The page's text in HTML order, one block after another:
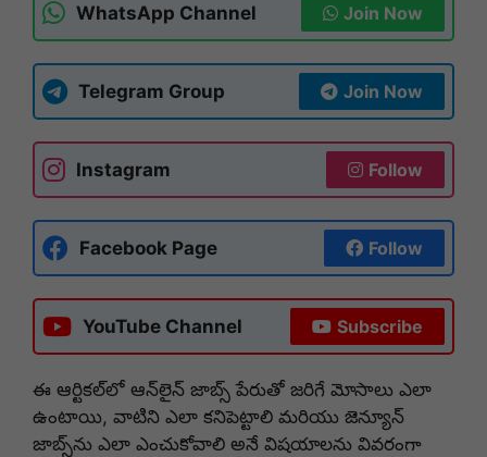
WhatsApp Channel Join Now
Telegram Group Join Now
Instagram Follow
Facebook Page Follow
YouTube Channel Subscribe
ఈ ఆర్టికల్‌లో ఆన్‌లైన్ జాబ్స్ పేరుతో జరిగే మోసాలు ఎలా
ఉంటాయి, వాటిని ఎలా కనిపెట్టాలి మరియు జెన్యూన్
జాబ్స్‌ను ఎలా ఎంచుకోవాలి అనే విషయాలను వివరంగా